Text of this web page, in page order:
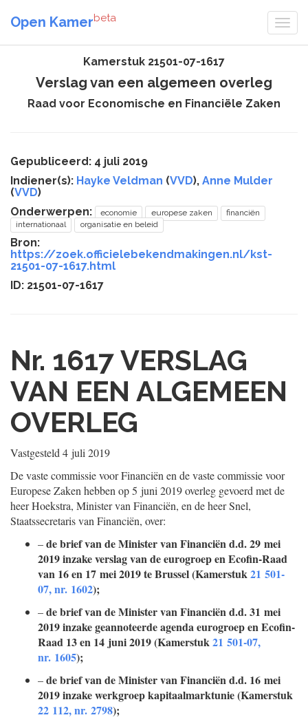
Open Kamerbeta
Kamerstuk 21501-07-1617
Verslag van een algemeen overleg
Raad voor Economische en Financiële Zaken
Gepubliceerd: 4 juli 2019
Indiener(s): Hayke Veldman (VVD), Anne Mulder
(VVD)
Onderwerpen:
economie europese zaken
financiën
internationaal
organisatie en beleid
Bron:
https://zoek.officielebekendmakingen.nl/kst-
21501-07-1617.html
ID: 21501-07-1617
Nr. 1617VERSLAG
VAN EEN ALGEMEEN
OVERLEG
Vastgesteld 4 juli 2019
De vaste commissie voor Financiën en de vaste commissie voor
Europese Zaken hebben op 5 juni 2019 overleg gevoerd met de
heer Hoekstra, Minister van Financiën, en de heer Snel,
Staatssecretaris van Financiën, over:
–de brief van de Minister van Financiën d.d. 29 mei
2019 inzake verslag van de eurogroep en Ecofin-Raad
van 16 en 17 mei 2019 te Brussel (Kamerstuk21 501-
07, nr. 1602);
–de brief van de Minister van Financiën d.d. 31 mei
2019 inzake geannoteerde agenda eurogroep en Ecofin-
Raad 13 en 14 juni 2019 (Kamerstuk21 501-07,
nr. 1605);
–de brief van de Minister van Financiën d.d. 16 mei
2019 inzake werkgroep kapitaalmarktunie (Kamerstuk
22 112, nr. 2798);